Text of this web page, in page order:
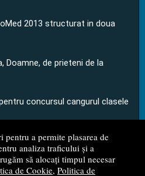
pentru a permite plasarea de
analiza traficului și a
să alocați timpul necesar
de Cookie, Politica de
2013 structurat in doua
Doamne, de prieteni de la
concursul cangurul clasele
Net Distribution S.R.L.